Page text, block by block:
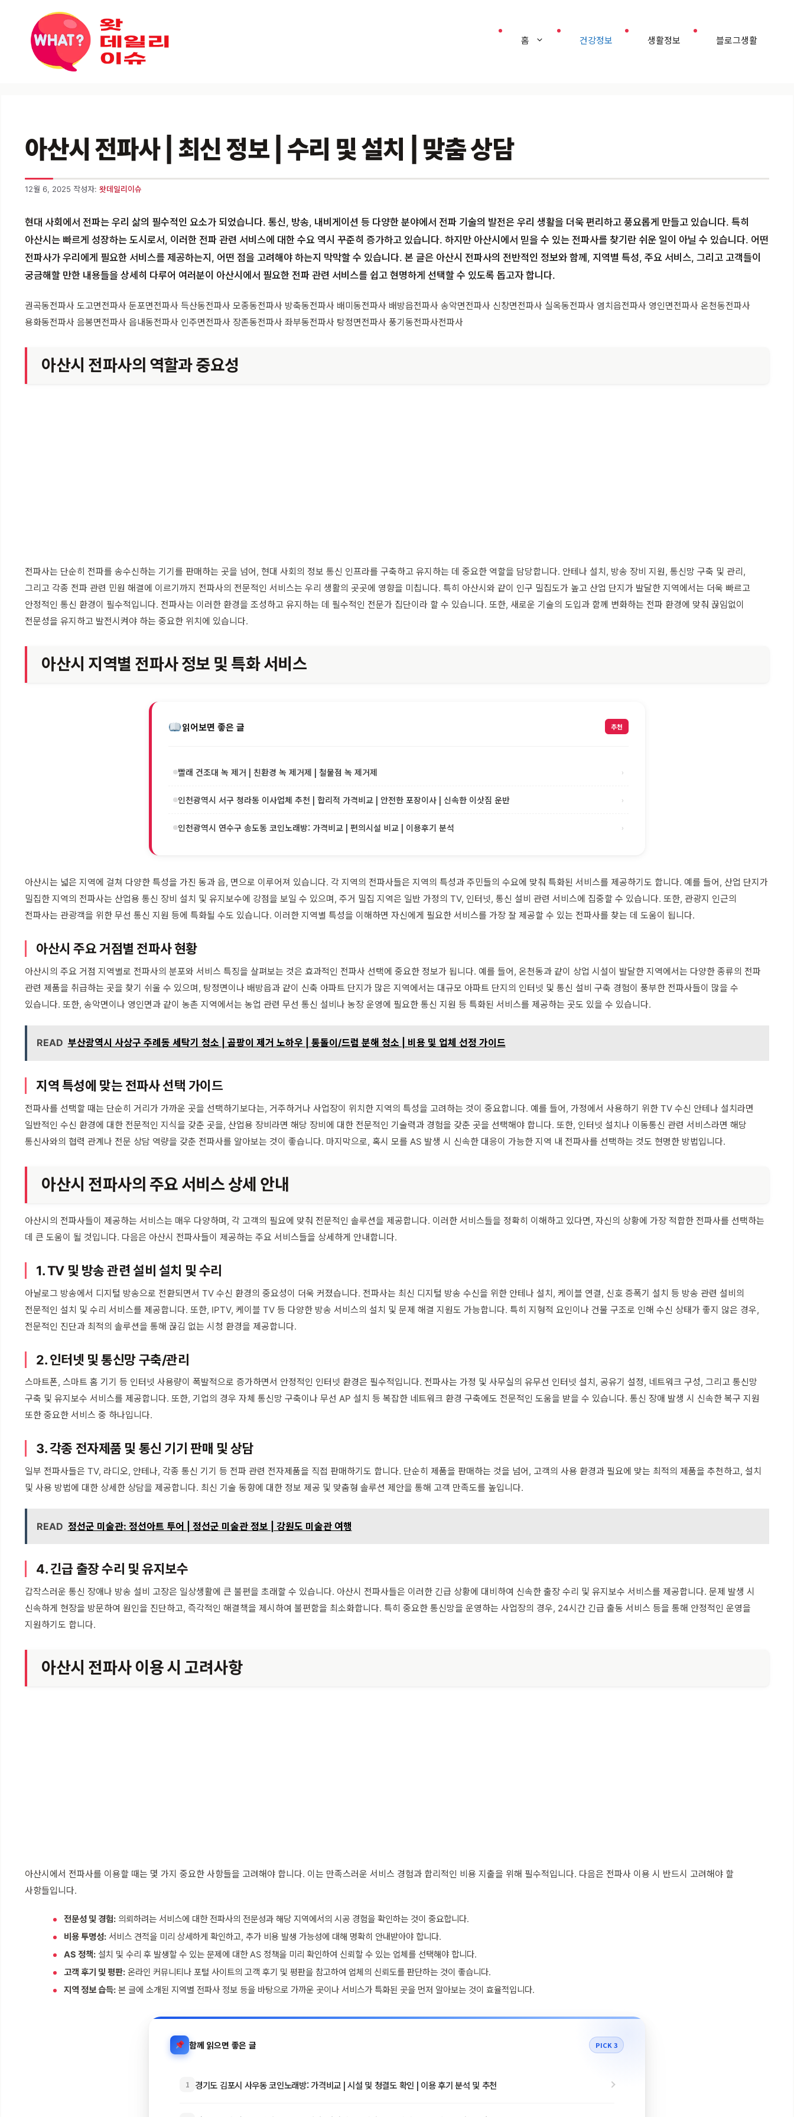
홈
건강정보 생활정보 블로그생활
아산시 전파사 | 최신 정보 | 수리 및 설치 | 맞춤 상담
12월 6, 2025 작성자: 왓데일리이슈
현대 사회에서 전파는 우리 삶의 필수적인 요소가 되었습니다. 통신, 방송, 내비게이션 등 다양한 분야에서 전파 기술의 발전은 우리 생활을 더욱 편리하고 풍요롭게 만들고 있습니다. 특히
아산시는 빠르게 성장하는 도시로서, 이러한 전파 관련 서비스에 대한 수요 역시 꾸준히 증가하고 있습니다. 하지만 아산시에서 믿을 수 있는 전파사를 찾기란 쉬운 일이 아닐 수 있습니다. 어떤
전파사가 우리에게 필요한 서비스를 제공하는지, 어떤 점을 고려해야 하는지 막막할 수 있습니다. 본 글은 아산시 전파사의 전반적인 정보와 함께, 지역별 특성, 주요 서비스, 그리고 고객들이
궁금해할 만한 내용들을 상세히 다루어 여러분이 아산시에서 필요한 전파 관련 서비스를 쉽고 현명하게 선택할 수 있도록 돕고자 합니다.
권곡동전파사 도고면전파사 둔포면전파사 득산동전파사 모종동전파사 방축동전파사 배미동전파사 배방읍전파사 송악면전파사 신창면전파사 실옥동전파사 염치읍전파사 영인면전파사 온천동전파사
용화동전파사 음봉면전파사 읍내동전파사 인주면전파사 장존동전파사 좌부동전파사 탕정면전파사 풍기동전파사전파사
아산시 전파사의 역할과 중요성
전파사는 단순히 전파를 송수신하는 기기를 판매하는 곳을 넘어, 현대 사회의 정보 통신 인프라를 구축하고 유지하는 데 중요한 역할을 담당합니다. 안테나 설치, 방송 장비 지원, 통신망 구축 및 관리,
그리고 각종 전파 관련 민원 해결에 이르기까지 전파사의 전문적인 서비스는 우리 생활의 곳곳에 영향을 미칩니다. 특히 아산시와 같이 인구 밀집도가 높고 산업 단지가 발달한 지역에서는 더욱 빠르고
안정적인 통신 환경이 필수적입니다. 전파사는 이러한 환경을 조성하고 유지하는 데 필수적인 전문가 집단이라 할 수 있습니다. 또한, 새로운 기술의 도입과 함께 변화하는 전파 환경에 맞춰 끊임없이
전문성을 유지하고 발전시켜야 하는 중요한 위치에 있습니다.
아산시 지역별 전파사 정보 및 특화 서비스
읽어보면 좋은 글 추천
빨래 건조대 녹 제거 | 친환경 녹 제거제 | 철물점 녹 제거제 ›
인천광역시 서구 청라동 이사업체 추천 | 합리적 가격비교 | 안전한 포장이사 | 신속한 이삿짐 운반 ›
인천광역시 연수구 송도동 코인노래방: 가격비교 | 편의시설 비교 | 이용후기 분석 ›
아산시는 넓은 지역에 걸쳐 다양한 특성을 가진 동과 읍, 면으로 이루어져 있습니다. 각 지역의 전파사들은 지역의 특성과 주민들의 수요에 맞춰 특화된 서비스를 제공하기도 합니다. 예를 들어, 산업 단지가
밀집한 지역의 전파사는 산업용 통신 장비 설치 및 유지보수에 강점을 보일 수 있으며, 주거 밀집 지역은 일반 가정의 TV, 인터넷, 통신 설비 관련 서비스에 집중할 수 있습니다. 또한, 관광지 인근의
전파사는 관광객을 위한 무선 통신 지원 등에 특화될 수도 있습니다. 이러한 지역별 특성을 이해하면 자신에게 필요한 서비스를 가장 잘 제공할 수 있는 전파사를 찾는 데 도움이 됩니다.
아산시 주요 거점별 전파사 현황
아산시의 주요 거점 지역별로 전파사의 분포와 서비스 특징을 살펴보는 것은 효과적인 전파사 선택에 중요한 정보가 됩니다. 예를 들어, 온천동과 같이 상업 시설이 발달한 지역에서는 다양한 종류의 전파
관련 제품을 취급하는 곳을 찾기 쉬울 수 있으며, 탕정면이나 배방읍과 같이 신축 아파트 단지가 많은 지역에서는 대규모 아파트 단지의 인터넷 및 통신 설비 구축 경험이 풍부한 전파사들이 많을 수
있습니다. 또한, 송악면이나 영인면과 같이 농촌 지역에서는 농업 관련 무선 통신 설비나 농장 운영에 필요한 통신 지원 등 특화된 서비스를 제공하는 곳도 있을 수 있습니다.
READ 부산광역시 사상구 주례동 세탁기 청소 | 곰팡이 제거 노하우 | 통돌이/드럼 분해 청소 | 비용 및 업체 선정 가이드
지역 특성에 맞는 전파사 선택 가이드
전파사를 선택할 때는 단순히 거리가 가까운 곳을 선택하기보다는, 거주하거나 사업장이 위치한 지역의 특성을 고려하는 것이 중요합니다. 예를 들어, 가정에서 사용하기 위한 TV 수신 안테나 설치라면
일반적인 수신 환경에 대한 전문적인 지식을 갖춘 곳을, 산업용 장비라면 해당 장비에 대한 전문적인 기술력과 경험을 갖춘 곳을 선택해야 합니다. 또한, 인터넷 설치나 이동통신 관련 서비스라면 해당
통신사와의 협력 관계나 전문 상담 역량을 갖춘 전파사를 알아보는 것이 좋습니다. 마지막으로, 혹시 모를 AS 발생 시 신속한 대응이 가능한 지역 내 전파사를 선택하는 것도 현명한 방법입니다.
아산시 전파사의 주요 서비스 상세 안내
아산시의 전파사들이 제공하는 서비스는 매우 다양하며, 각 고객의 필요에 맞춰 전문적인 솔루션을 제공합니다. 이러한 서비스들을 정확히 이해하고 있다면, 자신의 상황에 가장 적합한 전파사를 선택하는
데 큰 도움이 될 것입니다. 다음은 아산시 전파사들이 제공하는 주요 서비스들을 상세하게 안내합니다.
1. TV 및 방송 관련 설비 설치 및 수리
아날로그 방송에서 디지털 방송으로 전환되면서 TV 수신 환경의 중요성이 더욱 커졌습니다. 전파사는 최신 디지털 방송 수신을 위한 안테나 설치, 케이블 연결, 신호 증폭기 설치 등 방송 관련 설비의
전문적인 설치 및 수리 서비스를 제공합니다. 또한, IPTV, 케이블 TV 등 다양한 방송 서비스의 설치 및 문제 해결 지원도 가능합니다. 특히 지형적 요인이나 건물 구조로 인해 수신 상태가 좋지 않은 경우,
전문적인 진단과 최적의 솔루션을 통해 끊김 없는 시청 환경을 제공합니다.
2. 인터넷 및 통신망 구축/관리
스마트폰, 스마트 홈 기기 등 인터넷 사용량이 폭발적으로 증가하면서 안정적인 인터넷 환경은 필수적입니다. 전파사는 가정 및 사무실의 유무선 인터넷 설치, 공유기 설정, 네트워크 구성, 그리고 통신망
구축 및 유지보수 서비스를 제공합니다. 또한, 기업의 경우 자체 통신망 구축이나 무선 AP 설치 등 복잡한 네트워크 환경 구축에도 전문적인 도움을 받을 수 있습니다. 통신 장애 발생 시 신속한 복구 지원
또한 중요한 서비스 중 하나입니다.
3. 각종 전자제품 및 통신 기기 판매 및 상담
일부 전파사들은 TV, 라디오, 안테나, 각종 통신 기기 등 전파 관련 전자제품을 직접 판매하기도 합니다. 단순히 제품을 판매하는 것을 넘어, 고객의 사용 환경과 필요에 맞는 최적의 제품을 추천하고, 설치
및 사용 방법에 대한 상세한 상담을 제공합니다. 최신 기술 동향에 대한 정보 제공 및 맞춤형 솔루션 제안을 통해 고객 만족도를 높입니다.
READ 정선군 미술관: 정선아트 투어 | 정선군 미술관 정보 | 강원도 미술관 여행
4. 긴급 출장 수리 및 유지보수
갑작스러운 통신 장애나 방송 설비 고장은 일상생활에 큰 불편을 초래할 수 있습니다. 아산시 전파사들은 이러한 긴급 상황에 대비하여 신속한 출장 수리 및 유지보수 서비스를 제공합니다. 문제 발생 시
신속하게 현장을 방문하여 원인을 진단하고, 즉각적인 해결책을 제시하여 불편함을 최소화합니다. 특히 중요한 통신망을 운영하는 사업장의 경우, 24시간 긴급 출동 서비스 등을 통해 안정적인 운영을
지원하기도 합니다.
아산시 전파사 이용 시 고려사항
아산시에서 전파사를 이용할 때는 몇 가지 중요한 사항들을 고려해야 합니다. 이는 만족스러운 서비스 경험과 합리적인 비용 지출을 위해 필수적입니다. 다음은 전파사 이용 시 반드시 고려해야 할
사항들입니다.
전문성 및 경험: 의뢰하려는 서비스에 대한 전파사의 전문성과 해당 지역에서의 시공 경험을 확인하는 것이 중요합니다.
비용 투명성: 서비스 견적을 미리 상세하게 확인하고, 추가 비용 발생 가능성에 대해 명확히 안내받아야 합니다.
AS 정책: 설치 및 수리 후 발생할 수 있는 문제에 대한 AS 정책을 미리 확인하여 신뢰할 수 있는 업체를 선택해야 합니다.
고객 후기 및 평판: 온라인 커뮤니티나 포털 사이트의 고객 후기 및 평판을 참고하여 업체의 신뢰도를 판단하는 것이 좋습니다.
지역 정보 습득: 본 글에 소개된 지역별 전파사 정보 등을 바탕으로 가까운 곳이나 서비스가 특화된 곳을 먼저 알아보는 것이 효율적입니다.
함께 읽으면 좋은 글 PICK 3
1 경기도 김포시 사우동 코인노래방: 가격비교 | 시설 및 청결도 확인 | 이용 후기 분석 및 추천